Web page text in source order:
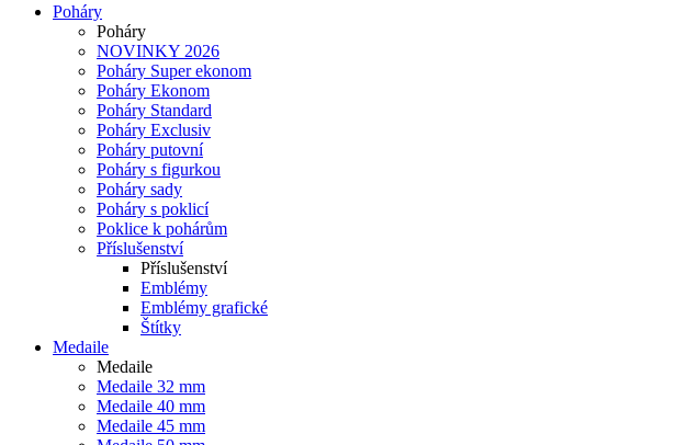
Poháry
Poháry
NOVINKY 2026
Poháry Super ekonom
Poháry Ekonom
Poháry Standard
Poháry Exclusiv
Poháry putovní
Poháry s figurkou
Poháry sady
Poháry s poklicí
Poklice k pohárům
Příslušenství
Příslušenství
Emblémy
Emblémy grafické
Štítky
Medaile
Medaile
Medaile 32 mm
Medaile 40 mm
Medaile 45 mm